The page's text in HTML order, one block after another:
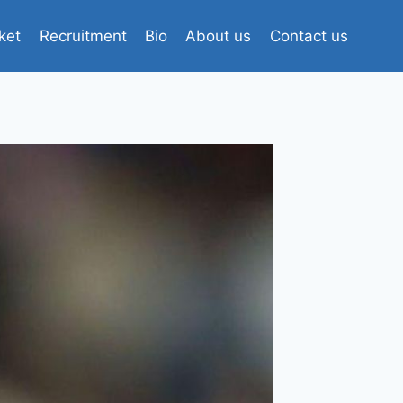
Recruitment Bio About us Contact us